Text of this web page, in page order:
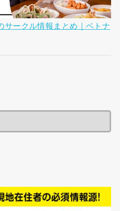
サークル情報まとめ｜ベトナ